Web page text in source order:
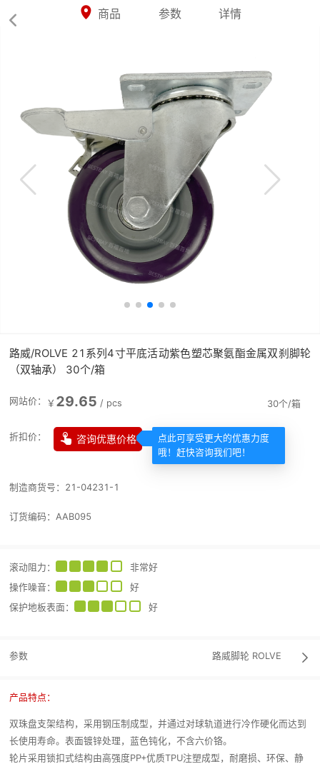

 商品 参数 详情
路威/ROLVE 21系列4寸平底活动紫色塑芯聚氨酯金属双刹脚轮
（双轴承） 30个/箱
网站价： ￥ 29.65 / pcs
折扣价：  咨询优惠价格
点此可享受更大的优惠力度
哦！赶快咨询我们吧！
30个/箱
制造商货号： 21-04231-1
订货编码： AAB095
滚动阻力 ：
非常好
操作噪音 ：
好
保护地板表面 ： 好
参数 路威脚轮 ROLVE 
产品特点：
双珠盘支架结构，采用钢压制成型，并通过对球轨道进行冷作硬化而达到
长使用寿命。表面镀锌处理，蓝色钝化，不含六价铬。
轮片采用锁扣式结构由高强度PP+优质TPU注塑成型，耐磨损、环保、静